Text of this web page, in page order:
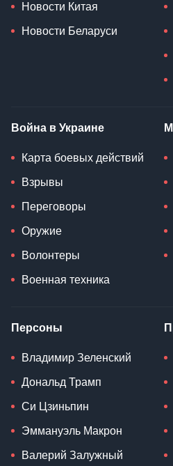
Новости Китая
Новости Беларуси
Война в Украине
Карта боевых действий
Взрывы
Переговоры
Оружие
Волонтеры
Военная техника
Персоны
Владимир Зеленский
Дональд Трамп
Си Цзиньпин
Эммануэль Макрон
Валерий Залужный